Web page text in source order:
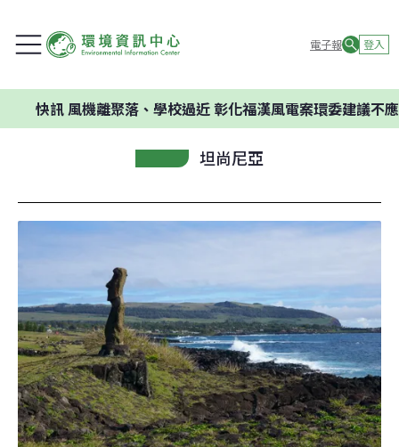
電子報 登入
風機離聚落、學校過近 彰化福漢風電案環委建議不應開發
坦尚尼亞